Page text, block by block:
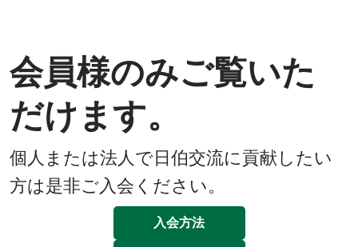
会員様のみご覧いた
だけます。
個人または法人で日伯交流に貢献したい
方は是非ご入会ください。
入会方法